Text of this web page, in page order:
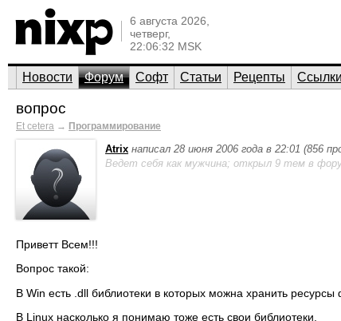
6 августа 2026,
четверг,
22:06:32 MSK
Новости Форум Софт Статьи Рецепты Ссылки
вопрос
Et cetera → Программирование
Atrix написал 28 июня 2006 года в 22:01 (856
Ведет себя как мужчина; открыл 9 тем в
Приветт Всем!!!
Вопрос такой:
В Win есть .dll библиотеки в которых можна хранить ресурсы
В Linux насколько я понимаю тоже есть свои библиотеки.